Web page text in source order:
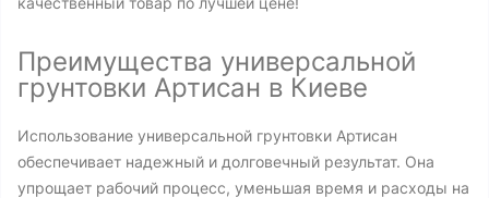
Преимущества универсальной
грунтовки Артисан в Киеве
Использование универсальной грунтовки Артисан
обеспечивает надежный и долговечный результат. Она
упрощает рабочий процесс, уменьшая время и расходы на